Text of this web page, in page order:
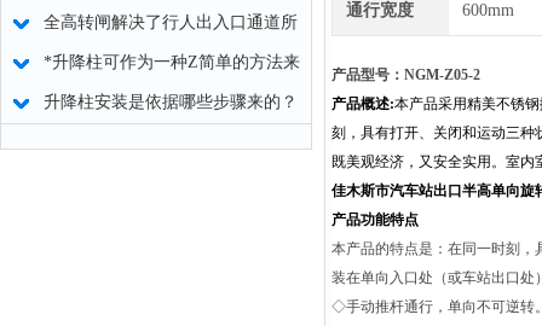
技
全高转闸解决了行人出入口通道所
有的控制问题
*升降柱可作为一种Z简单的方法来
控制进出
升降柱安装是依据哪些步骤来的？
通行宽度 600mm
产品型号：NGM-Z05-2
产品概述:本产品采用精美不锈
刻，具有打开、关闭和运动三种
既美观经济，又安全实用。室内
佳木斯市汽车站出口半高单向旋
产品功能特点
本产品的特点是：在同一时刻，
装在单向入口处（或车站出口处
◇手动推杆通行，单向不可逆转